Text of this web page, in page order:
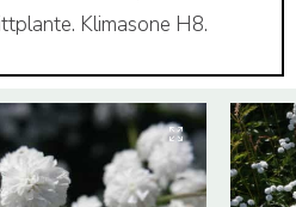
Klimasone H8.